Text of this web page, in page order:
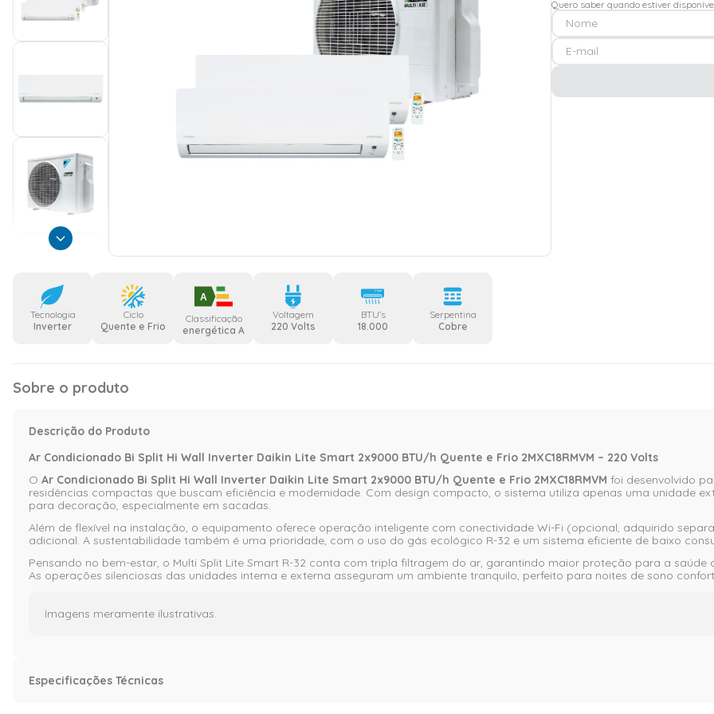
Tecnologia
Inverter
Ciclo
Quente e Frio
A
Classificação
energética A
Voltagem
220 Volts
BTU's
18.000
Serpentina
Cobre
Quero saber quando estiver
Sobre o produto
Descrição do Produto
Ar Condicionado Bi Split Hi Wall Inverter Daikin Lite Smart 2x9000 BTU/h Quente e Frio 2MXC18RMVM – 220 Volts
O Ar Condicionado Bi Split Hi Wall Inverter Daikin Lite Smart 2x9000 BTU/h Quente e Frio 2MXC18RMVM foi desenvolvido
residências compactas que buscam eficiência e modernidade. Com design compacto, o sistema utiliza apenas uma unidade
para decoração, especialmente em sacadas.
Além de flexível na instalação, o equipamento oferece operação inteligente com conectividade Wi-Fi (opcional, adquirido
adicional. A sustentabilidade também é uma prioridade, com o uso do gás ecológico R-32 e um sistema eficiente de baixo
Pensando no bem-estar, o Multi Split Lite Smart R-32 conta com tripla filtragem do ar, garantindo maior proteção para a
As operações silenciosas das unidades interna e externa asseguram um ambiente tranquilo, perfeito para noites de sono
Imagens meramente ilustrativas.
Especificações Técnicas